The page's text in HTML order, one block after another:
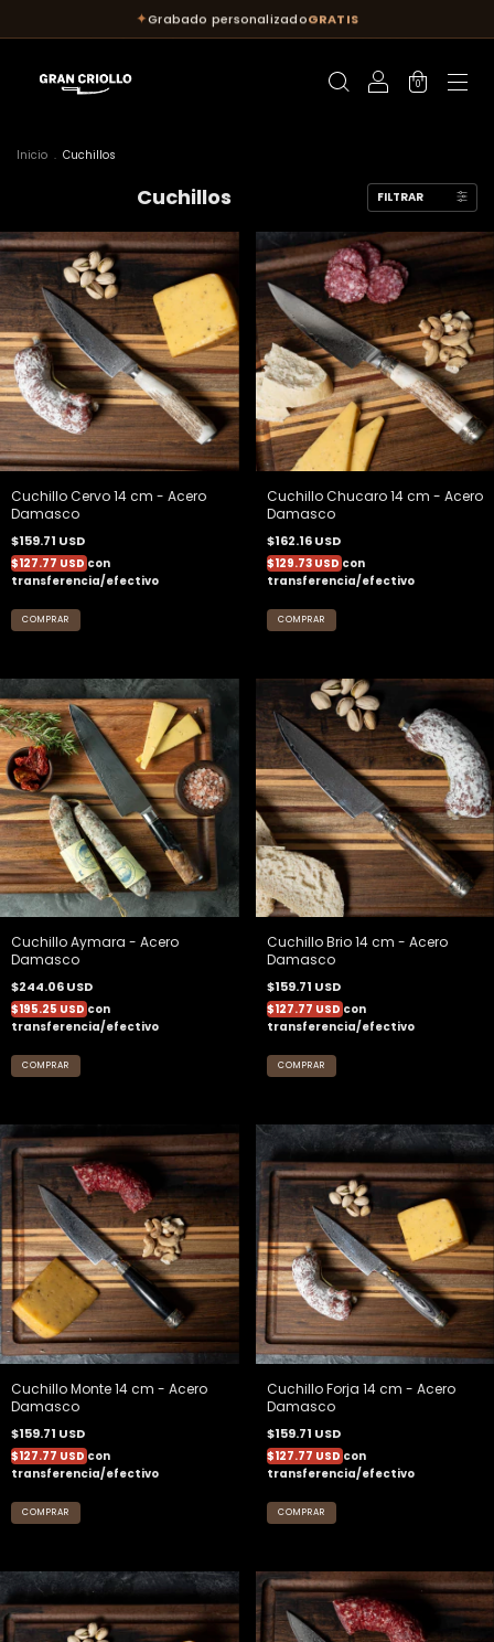
✦Grabado personalizadoGRATIS
0
Inicio . Cuchillos
Cuchillos FILTRAR
Cuchillo Cervo 14 cm - Acero
Damasco
$159.71 USD
$127.77 USDcon
transferencia/efectivo
Cuchillo Chucaro 14 cm - Acero
Damasco
$162.16 USD
$129.73 USDcon
transferencia/efectivo
Cuchillo Aymara - Acero
Damasco
$244.06 USD
$195.25 USDcon
transferencia/efectivo
Cuchillo Brio 14 cm - Acero
Damasco
$159.71 USD
$127.77 USDcon
transferencia/efectivo
Cuchillo Monte 14 cm - Acero
Damasco
$159.71 USD
$127.77 USDcon
transferencia/efectivo
Cuchillo Forja 14 cm - Acero
Damasco
$159.71 USD
$127.77 USDcon
transferencia/efectivo